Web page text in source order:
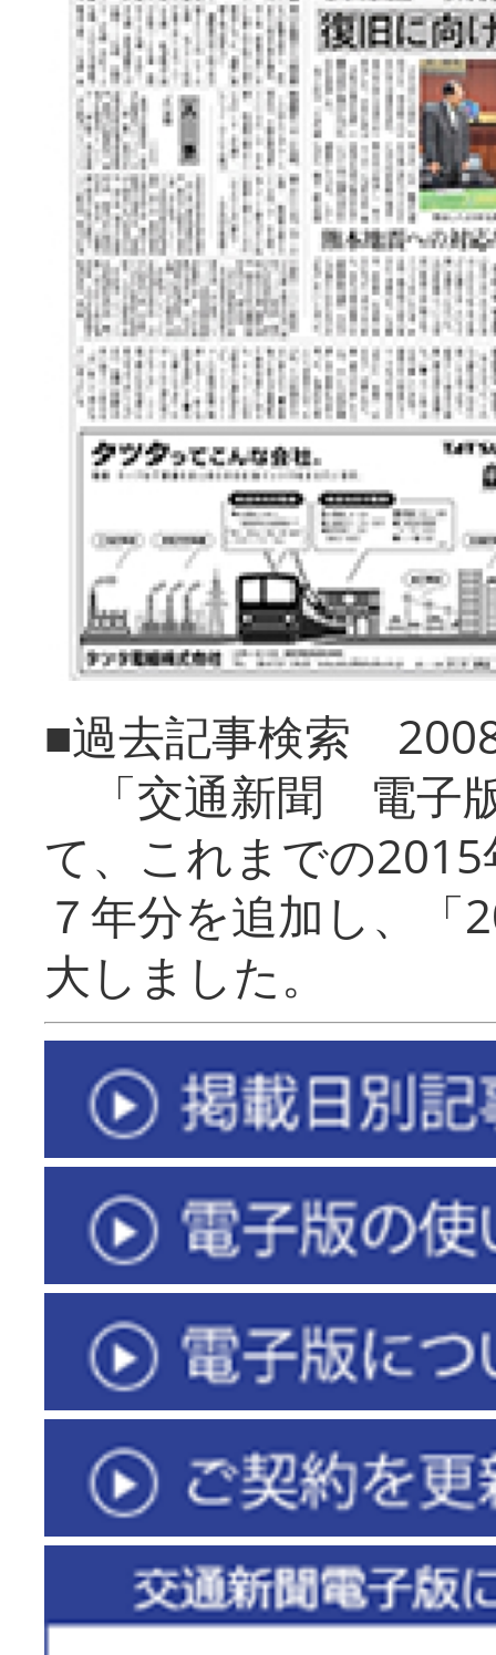
■過去記事検索
「交通新聞 電子
て、これまでの
７年分を追加し、「
大しまし